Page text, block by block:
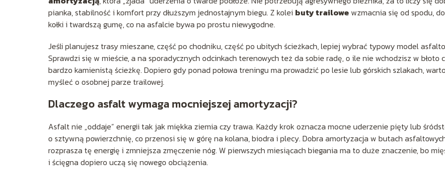
pianka, stabilność i komfort przy dłuższym jednostajnym biegu. Z kolei buty trailowe wzmacnia się od spodu,
kołki i twardszą gumę, co na asfalcie bywa po prostu niewygodne.
Jeśli planujesz trasy mieszane, część po chodniku, część po ubitych ścieżkach, lepiej wybrać typowy model
Sprawdzi się w mieście, a na sporadycznych odcinkach terenowych też da sobie radę, o ile nie wchodzisz w błoto
bardzo kamienistą ścieżkę. Dopiero gdy ponad połowa treningu ma prowadzić po lesie lub górskich szlakach,
myśleć o osobnej parze trailowej.
Dlaczego asfalt wymaga mocniejszej amortyzacji?
Asfalt nie „oddaje” energii tak jak miękka ziemia czy trawa. Każdy krok oznacza mocne uderzenie pięty lub
o sztywną powierzchnię, co przenosi się w górę na kolana, biodra i plecy. Dobra amortyzacja w butach
rozprasza tę energię i zmniejsza zmęczenie nóg. W pierwszych miesiącach biegania ma to duże znaczenie, bo
i ścięgna dopiero uczą się nowego obciążenia.